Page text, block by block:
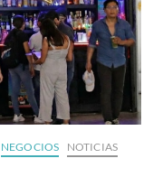
NEGOCIOS
NOTICIAS